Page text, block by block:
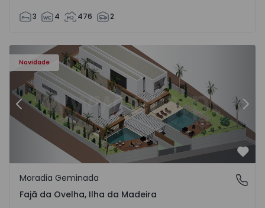
3 4 476 2
Novidade
- 1574794 - 6
Moradia Geminada T3 Calheta (Madeira), Fajã da Ovelha
Anterior
Fajã da Ovelha, Ilha da Madeira
Moradia Geminada
Fajã da Ovelha, Ilha da Madeira